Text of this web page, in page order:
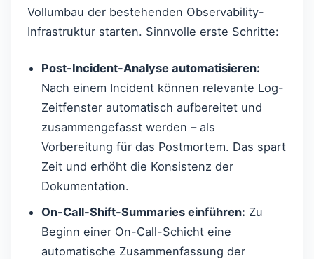
Vollumbau der bestehenden Observability-
Infrastruktur starten. Sinnvolle erste Schritte:
Post-Incident-Analyse automatisieren:
Nach einem Incident können relevante Log-
Zeitfenster automatisch aufbereitet und
zusammengefasst werden – als
Vorbereitung für das Postmortem. Das spart
Zeit und erhöht die Konsistenz der
Dokumentation.
On-Call-Shift-Summaries einführen: Zu
Beginn einer On-Call-Schicht eine
automatische Zusammenfassung der